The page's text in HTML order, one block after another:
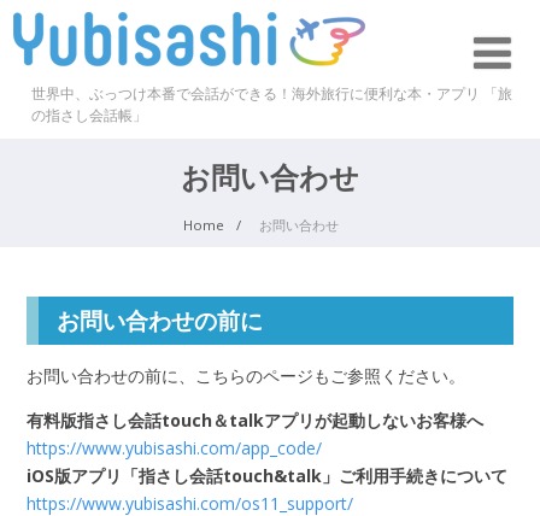
世界中、ぶっつけ本番で会話ができる！海外旅行に便利な本・アプリ 「旅
の指さし会話帳」
お問い合わせ
Home お問い合わせ
お問い合わせの前に
お問い合わせの前に、こちらのページもご参照ください。
有料版指さし会話touch＆talkアプリが起動しないお客様へ
https://www.yubisashi.com/app_code/
iOS版アプリ「指さし会話touch&talk」ご利用手続きについて
https://www.yubisashi.com/os11_support/